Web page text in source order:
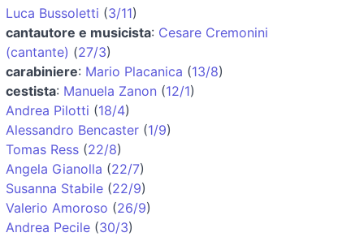
Luca Bussoletti (3/11)
cantautore e musicista: Cesare Cremonini
(cantante) (27/3)
carabiniere: Mario Placanica (13/8)
cestista: Manuela Zanon (12/1)
Andrea Pilotti (18/4)
Alessandro Bencaster (1/9)
Tomas Ress (22/8)
Angela Gianolla (22/7)
Susanna Stabile (22/9)
Valerio Amoroso (26/9)
Andrea Pecile (30/3)